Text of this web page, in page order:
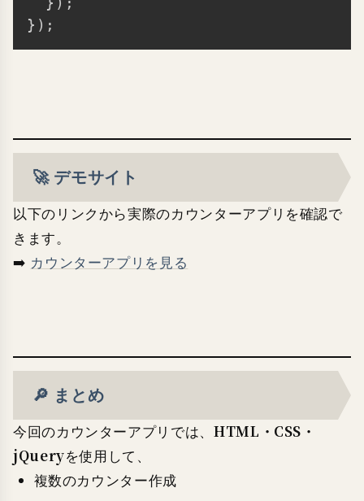
} ) ;
🚀 デモサイト
以下のリンクから実際のカウンターアプリを確認で
きます。
➡️ カウンターアプリを見る
🔎 まとめ
今回のカウンターアプリでは、 HTML・CSS・
jQueryを使用して、
複数のカウンター作成